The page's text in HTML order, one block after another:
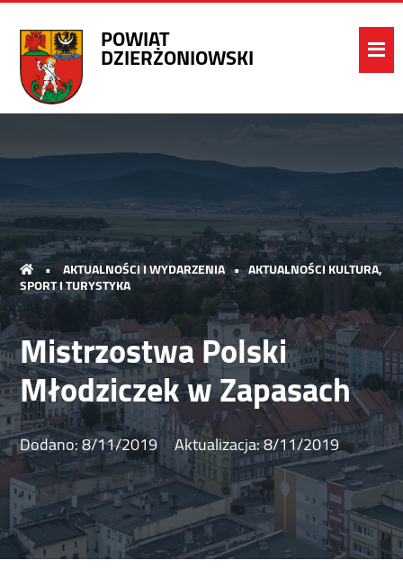
POWIAT
DZIERŻONIOWSKI
• AKTUALNOŚCI I WYDARZENIA • AKTUALNOŚCI KULTURA,
SPORT I TURYSTYKA
Mistrzostwa Polski
Młodziczek w Zapasach
Dodano:8/11/2019 Aktualizacja:8/11/2019